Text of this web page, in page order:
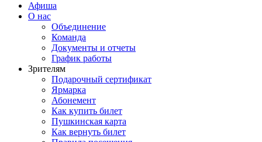
Афиша
О нас
Объединение
Команда
Документы и отчеты
График работы
Зрителям
Подарочный сертификат
Ярмарка
Абонемент
Как купить билет
Пушкинская карта
Как вернуть билет